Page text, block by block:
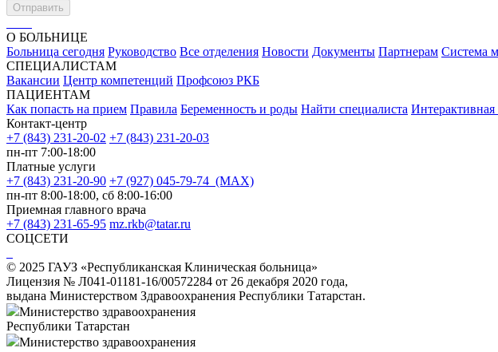
Отправить
О БОЛЬНИЦЕ
Больница сегодня Руководство Все отделения Новости Документы Партнерам Система
СПЕЦИАЛИСТАМ
Вакансии Центр компетенций Профсоюз РКБ
ПАЦИЕНТАМ
Как попасть на прием Правила Беременность и роды Найти специалиста Интерактивная
Контакт-центр
+7 (843) 231-20-02 +7 (843) 231-20-03
пн-пт 7:00-18:00
Платные услуги
+7 (843) 231-20-90 +7 (927) 045-79-74 (MAX)
пн-пт 8:00-18:00, сб 8:00-16:00
Приемная главного врача
+7 (843) 231-65-95 mz.rkb@tatar.ru
СОЦСЕТИ
© 2025 ГАУЗ «Республиканская Клиническая больница»
Лицензия № Л041-01181-16/00572284 от 26 декабря 2020 года,
выдана Министерством Здравоохранения Республики Татарстан.
Министерство здравоохранения
Республики Татарстан
Министерство здравоохранения